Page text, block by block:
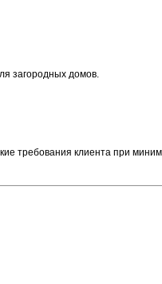
загородных домов.
требования клиента при